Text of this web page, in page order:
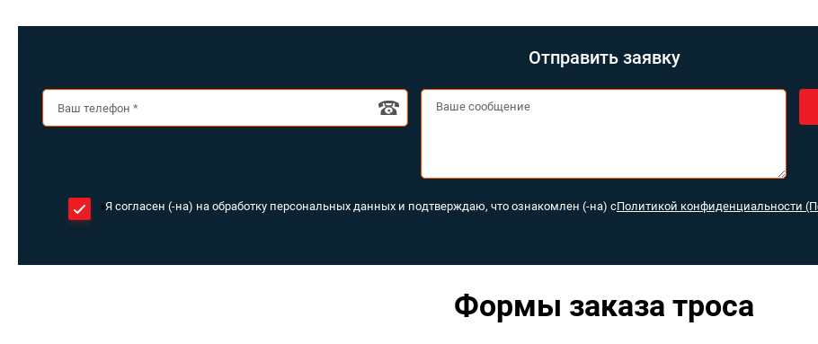
Отправить заявку
*Я согласен (-на) на обработку персональных данных и подтверждаю, что ознакомлен (-на) сПолитикой конфиденциальности
Формы заказа троса